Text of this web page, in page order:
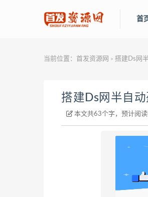
首
当前位置： 首发资源网 > 搭建Ds网
搭建Ds网半自动
本文共63个字，预计阅